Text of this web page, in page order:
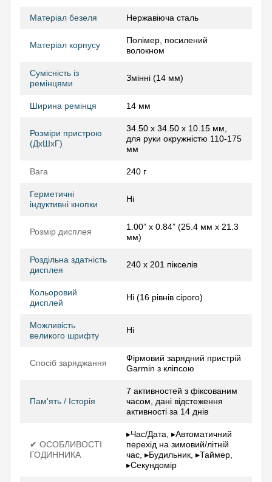
Матеріал безеля Нержавіюча сталь
Матеріал корпусу
Полімер, посилений
волокном
Сумісність із
ремінцями
Змінні (14 мм)
Ширина ремінця 14 мм
Розміри пристрою
(ДхШхГ)
34.50 x 34.50 x 10.15 мм,
для руки окружністю 110-175
мм
Вага 240 г
Герметичні
індуктивні кнопки
Ні
Розмір дисплея
1.00” x 0.84” (25.4 мм x 21.3
мм)
Роздільна здатність
дисплея
240 х 201 пікселів
Кольоровий
дисплей
Ні (16 рівнів сірого)
Можливість
великого шрифту
Ні
Спосіб заряджання
Фірмовий зарядний пристрій
Garmin з кліпсою
Пам'ять / Історія
7 активностей з фіксованим
часом, дані відстеження
активності за 14 днів
✔ ОСОБЛИВОСТІ
ГОДИННИКА
▸Час/Дата, ▸Автоматичний
перехід на зимовий/літній
час, ▸Будильник, ▸Таймер,
▸Секундомір